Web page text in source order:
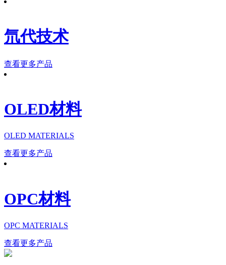
氘代技术
查看更多产品
OLED材料
OLED MATERIALS
查看更多产品
OPC材料
OPC MATERIALS
查看更多产品